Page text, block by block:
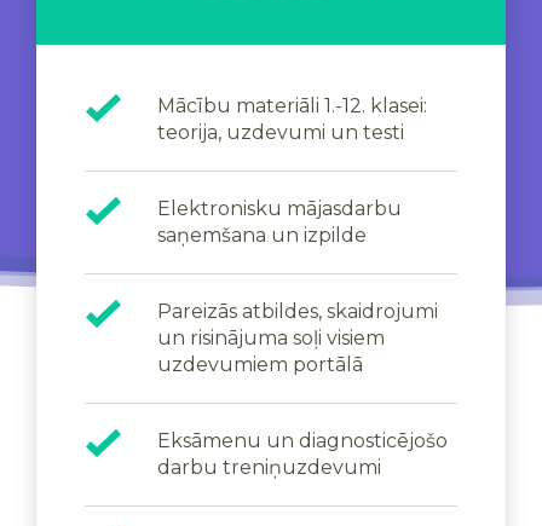
Mācību materiāli 1.-12. klasei:
teorija, uzdevumi un testi
Elektronisku mājasdarbu
saņemšana un izpilde
Pareizās atbildes, skaidrojumi
un risinājuma soļi visiem
uzdevumiem portālā
Eksāmenu un diagnosticējošo
darbu treniņuzdevumi